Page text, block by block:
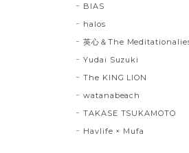
BIAS
halos
英心＆The
Yudai Suzuki
The KING LION
watanabeach
TAKASE TSUKAMOTO
Havlife × Mufa